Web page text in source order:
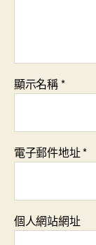
顯示名稱*
電子郵件地址*
個人網站網址